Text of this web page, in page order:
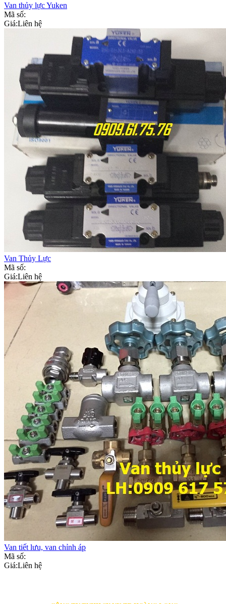
Van thủy lực Yuken
Mã số:
Giá:Liên hệ
Van Thủy Lực
Mã số:
Giá:Liên hệ
Van tiết lưu, van chỉnh áp
Mã số:
Giá:Liên hệ